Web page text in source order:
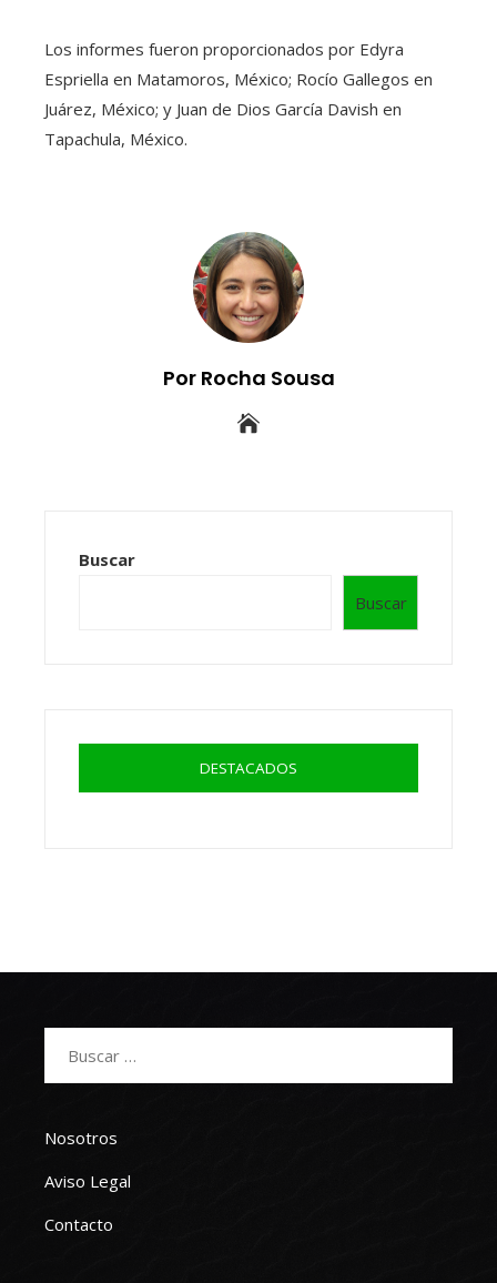
Los informes fueron proporcionados por Edyra
Espriella en Matamoros, México; Rocío Gallegos en
Juárez, México; y Juan de Dios García Davish en
Tapachula, México.
Por Rocha Sousa
Buscar
Buscar
DESTACADOS
Nosotros
Aviso Legal
Contacto